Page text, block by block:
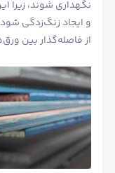
نگهداری شوند،
و ایجاد زنگ‌زدگی
از فاصله‌گذار بین